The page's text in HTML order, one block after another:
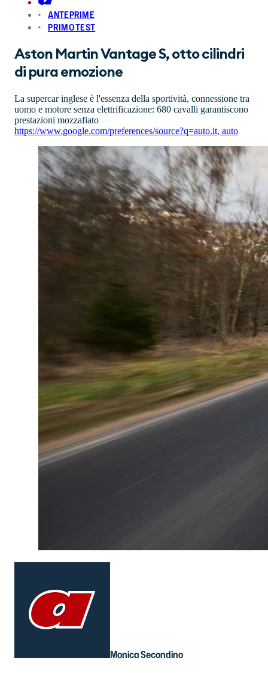
ANTEPRIME
PRIMO TEST
Aston Martin Vantage S, otto cilindri
di pura emozione
La supercar inglese è l'essenza della sportività, connessione tra
uomo e motore senza elettrificazione: 680 cavalli garantiscono
prestazioni mozzafiato
https://www.google.com/preferences/source?q=auto.it, auto
Monica Secondino